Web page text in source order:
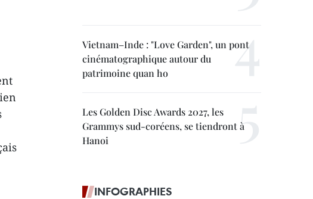
Vietnam–Inde : "Love Garden", un pont
cinématographique autour du
patrimoine quan ho
Les Golden Disc Awards 2027, les
Grammys sud-coréens, se tiendront à
Hanoi
INFOGRAPHIES